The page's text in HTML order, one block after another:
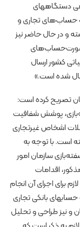
دستگاههای
(۱۱) و نیز تشکیک حساب‌های تجاری و
داشته و در حال حاضر نیز
صورت‌حساب‌های
کشور ارسال
شده است.»
تصریح کرده است:
پوشش شفافیت
اشخاص غیرتجاری
است. با توجه به
سازمان امور
اقدامات
برای اجرای آن انجام
بانکی تجاری
و نیز طراحی و تحلیل